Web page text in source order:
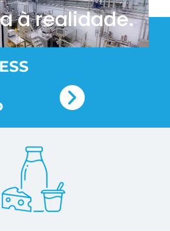
à realidade.